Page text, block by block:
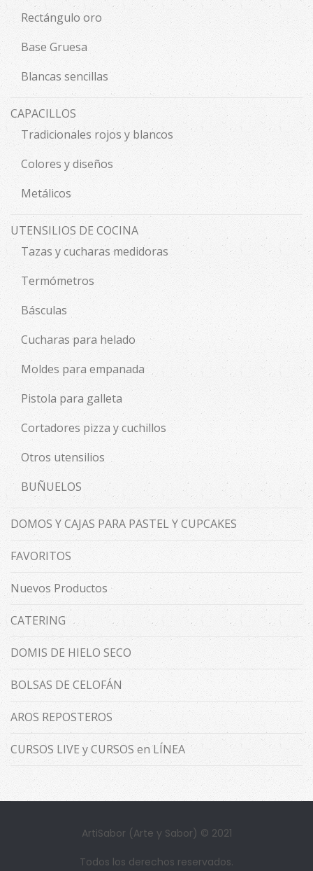
Rectángulo oro
Base Gruesa
Blancas sencillas
CAPACILLOS
Tradicionales rojos y blancos
Colores y diseños
Metálicos
UTENSILIOS DE COCINA
Tazas y cucharas medidoras
Termómetros
Básculas
Cucharas para helado
Moldes para empanada
Pistola para galleta
Cortadores pizza y cuchillos
Otros utensilios
BUÑUELOS
DOMOS Y CAJAS PARA PASTEL Y CUPCAKES
FAVORITOS
Nuevos Productos
CATERING
DOMIS DE HIELO SECO
BOLSAS DE CELOFÁN
AROS REPOSTEROS
CURSOS LIVE y CURSOS en LÍNEA
ArtiSabor (Arte y Sabor) © 2021
Todos los derechos reservados.